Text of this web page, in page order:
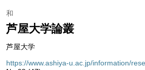
和
芦屋大学論叢
芦屋大学
https://www.ashiya-u.ac.jp/information/